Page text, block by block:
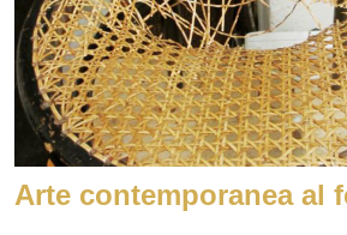
Arte contemporanea al